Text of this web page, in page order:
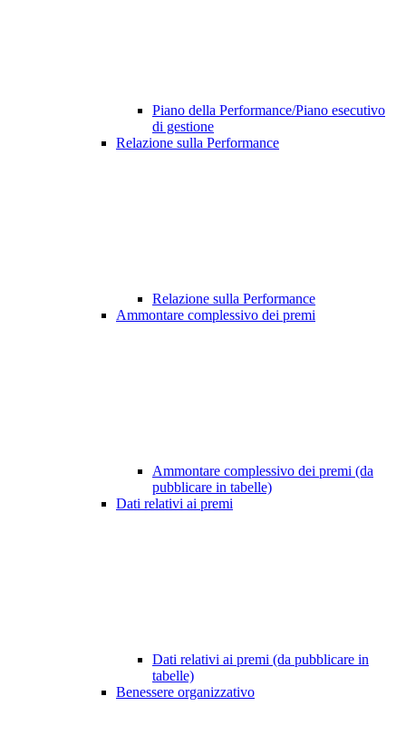
Piano della Performance/Piano esecutivo
di gestione
Relazione sulla Performance
Relazione sulla Performance
Ammontare complessivo dei premi
Ammontare complessivo dei premi (da
pubblicare in tabelle)
Dati relativi ai premi
Dati relativi ai premi (da pubblicare in
tabelle)
Benessere organizzativo